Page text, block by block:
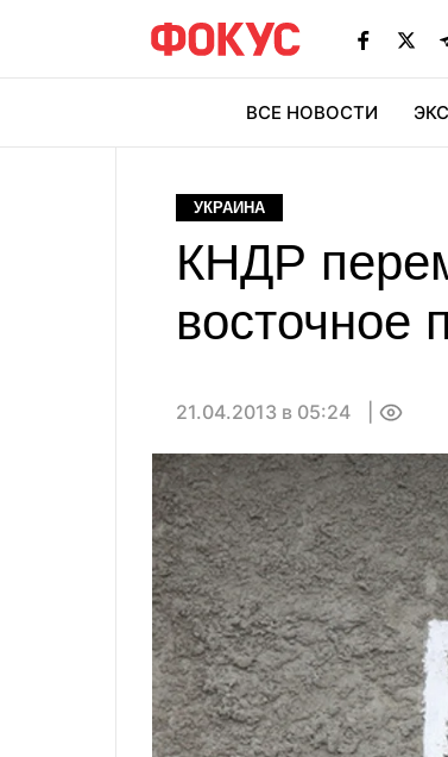
ВСЕ НОВОСТИ
УКРАИНА
КНДР
восточное
21.04.2013 в 05:24